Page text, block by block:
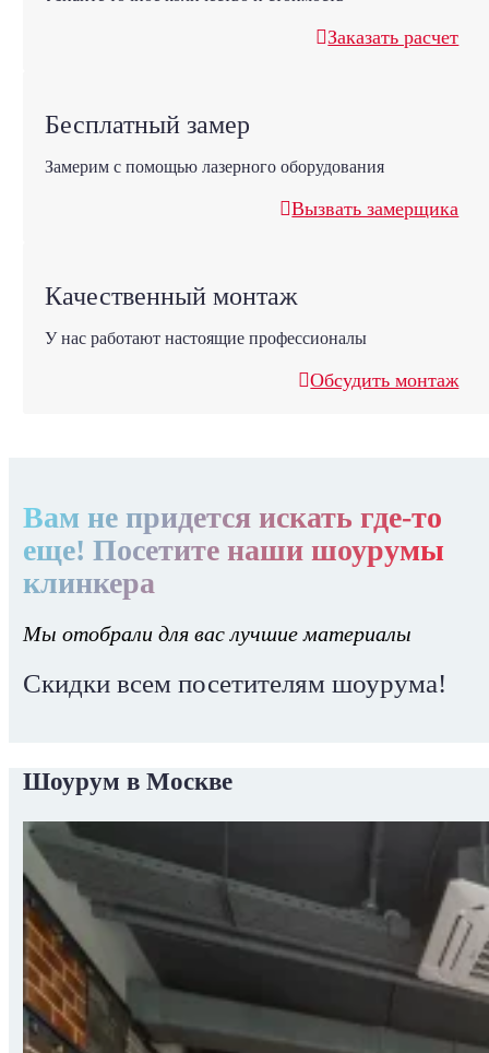
Заказать расчет
Бесплатный замер
Замерим с помощью лазерного оборудования
Вызвать замерщика
Качественный монтаж
У нас работают настоящие профессионалы
Обсудить монтаж
Вам не придется искать где-то
еще! Посетите наши шоурумы
клинкера
Мы отобрали для вас лучшие материалы
Скидки всем посетителям шоурума!
Шоурум в Москве